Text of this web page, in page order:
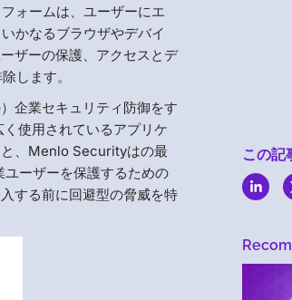
ォームは、ユーザーにエ
かなるブラウザやデバイ
ザーの保護、アクセスとデ
します。
企業セキュリティ防御をす
使用されているアプリケ
と、Menlo Securityはの最
ーザーを保護するための
する前に回避型の脅威を特
この記